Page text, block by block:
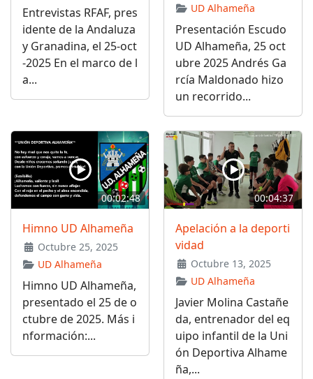
Entrevistas RFAF, pres
idente de la Andaluza
y Granadina, el 25-oct
-2025 En el marco de l
a...
UD Alhameña
Presentación Escudo
UD Alhameña, 25 oct
ubre 2025 Andrés Ga
rcía Maldonado hizo
un recorrido...
00:02:48
Himno UD Alhameña
Octubre 25, 2025
UD Alhameña
Himno UD Alhameña,
presentado el 25 de o
ctubre de 2025. Más i
nformación:...
00:04:37
Apelación a la deporti
vidad
Octubre 13, 2025
UD Alhameña
Javier Molina Castañe
da, entrenador del eq
uipo infantil de la Uni
ón Deportiva Alhame
ña,...